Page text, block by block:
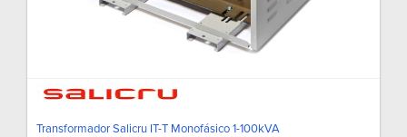
Transformador Salicru IT-T Monofásico 1-100kVA